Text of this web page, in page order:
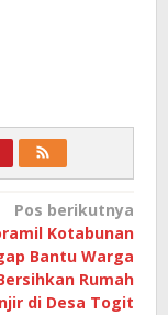
Pos berikutnya
Kotabunan
Bantu Warga
Rumah
di Desa Togit